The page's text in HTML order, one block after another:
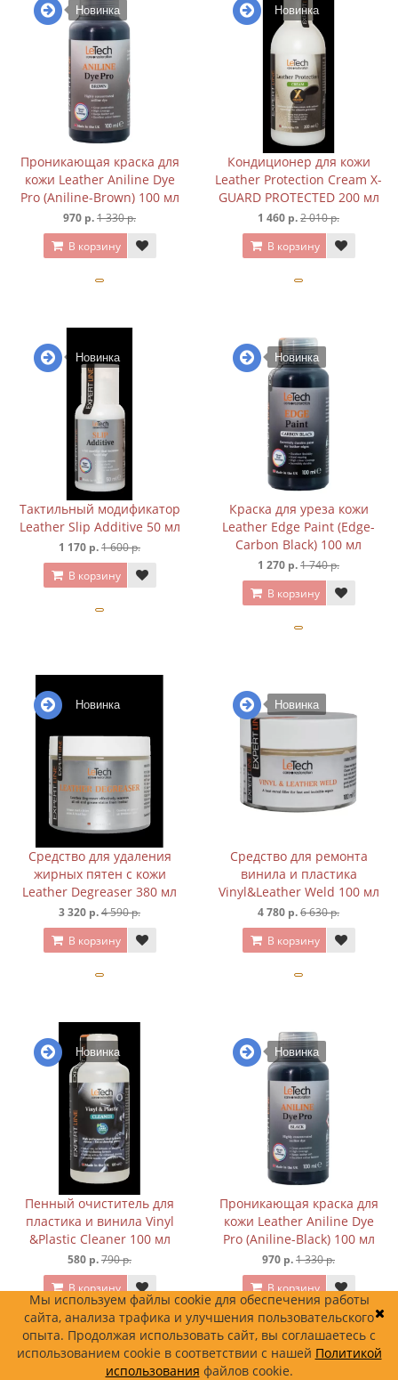
Мы используем файлы cookie для обеспечения работы
сайта, анализа трафика и улучшения пользовательского
опыта. Продолжая использовать сайт, вы соглашаетесь с
использованием cookie в соответствии с нашей Политикой
использования файлов cookie.
Новинка
Проникающая краска для
кожи Leather Aniline Dye
Pro (Aniline-Brown) 100 мл
970 р.1 330 р.
В корзину
Новинка
Кондиционер для кожи
Leather Protection Cream X-
GUARD PROTECTED 200 мл
1 460 р.2 010 р.
В корзину
Новинка
Тактильный модификатор
Leather Slip Additive 50 мл
1 170 р.1 600 р.
В корзину
Новинка
Краска для уреза кожи
Leather Edge Paint (Edge-
Carbon Black) 100 мл
1 270 р.1 740 р.
В корзину
Новинка
Средство для удаления
жирных пятен с кожи
Leather Degreaser 380 мл
3 320 р.4 590 р.
В корзину
Новинка
Средство для ремонта
винила и пластика
Vinyl&Leather Weld 100 мл
4 780 р.6 630 р.
В корзину
Новинка
Пенный очиститель для
пластика и винила Vinyl
&Plastic Cleaner 100 мл
580 р.790 р.
В корзину
Новинка
Проникающая краска для
кожи Leather Aniline Dye
Pro (Aniline-Black) 100 мл
970 р.1 330 р.
В корзину